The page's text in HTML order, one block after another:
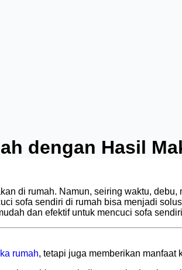
dengan Hasil
di rumah. Namun, seiring waktu,
sofa sendiri di rumah bisa menjadi
dan efektif untuk mencuci sofa
rumah, tetapi juga memberikan manfaat